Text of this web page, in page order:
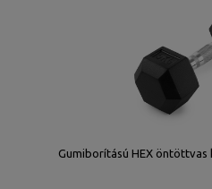
Gumiborítású HEX öntöttvas